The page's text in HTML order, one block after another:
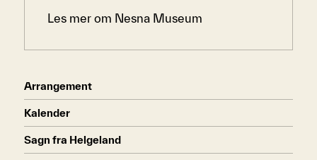
Arrangement
Kalender
Sagn fra Helgeland
Les mer om Nesna Museum